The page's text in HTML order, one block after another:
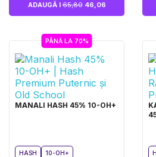
ADAUGĂ I65,8046,06
PÂNĂ LA 70%
MANALI HASH 45% 10-OH+
HASH 10-OH+